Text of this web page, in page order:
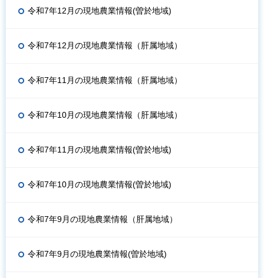
令和7年12月の現地農業情報(曽於地域)
令和7年12月の現地農業情報（肝属地域）
令和7年11月の現地農業情報（肝属地域）
令和7年10月の現地農業情報（肝属地域）
令和7年11月の現地農業情報(曽於地域)
令和7年10月の現地農業情報(曽於地域)
令和7年9月の現地農業情報（肝属地域）
令和7年9月の現地農業情報(曽於地域)